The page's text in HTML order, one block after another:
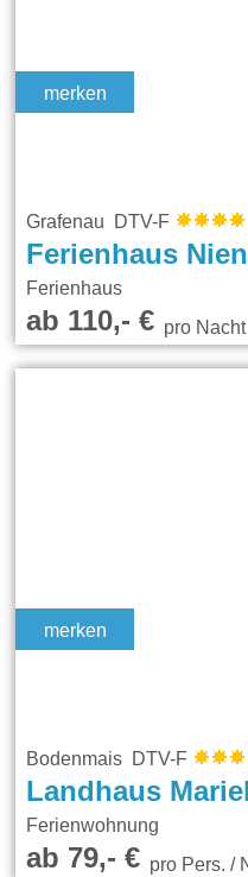
merken
Grafenau DTV-F
Ferienhaus
Ferienhaus
ab 110,- €pro Nacht
merken
Bodenmais DTV-F
Landhaus
Ferienwohnung
ab 79,- €pro Pers. /